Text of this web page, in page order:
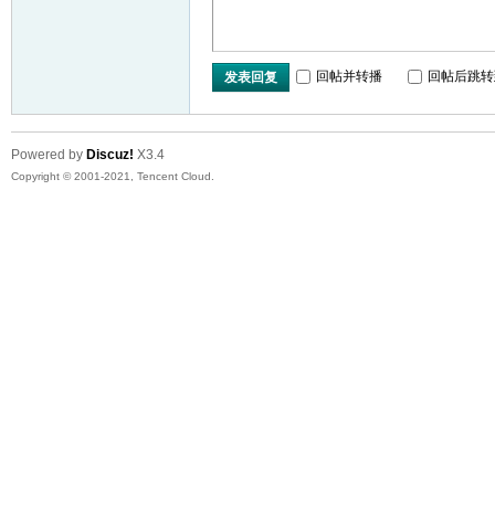
发表回复 回帖并转播 回帖后跳
Powered by Discuz! X3.4
Copyright © 2001-2021, Tencent Cloud.